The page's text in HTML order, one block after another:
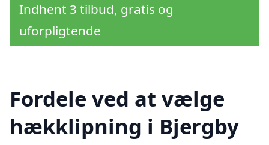
Indhent 3 tilbud, gratis og
uforpligtende
Fordele ved at vælge
hækklipning i Bjergby